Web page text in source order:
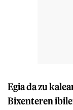
Egia da zu
Bixenteren